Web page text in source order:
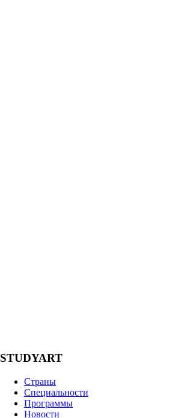
STUDYART
Страны
Специальности
Программы
Новости